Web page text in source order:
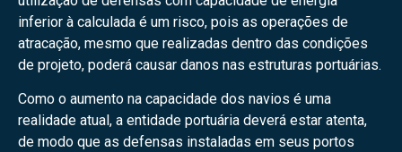
inferior à calculada é um risco, pois as operações de
atracação, mesmo que realizadas dentro das condições
de projeto, poderá causar danos nas estruturas portuárias.
Como o aumento na capacidade dos navios é uma
realidade atual, a entidade portuária deverá estar atenta,
de modo que as defensas instaladas em seus portos